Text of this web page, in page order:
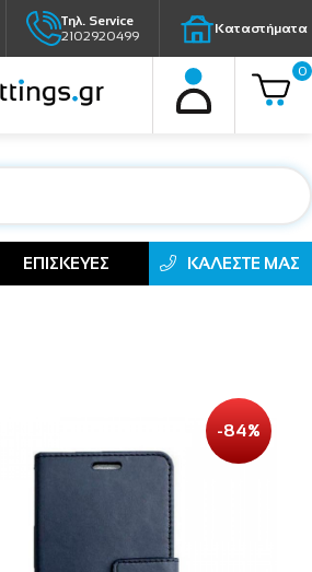
Τηλ. Service
2102920499
Καταστήματα
0
ΕΠΙΣΚΕΥΕΣ ΚΑΛΕΣΤΕ ΜΑΣ
-84%